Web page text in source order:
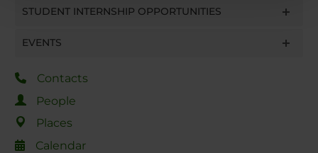
con altre informazioni che hai fornito loro o che hanno
STUDENT INTERNSHIP OPPORTUNITIES
EVENTS
Contacts
People
Places
Calendar